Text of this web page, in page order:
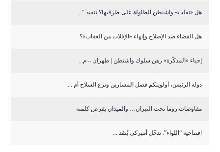
هل «تقلب» واشنطن الطاولة على طرفيها؟ تنفيذ “...
هل القضاء ضد الإصلاح وإنهاء «الإفلات من العقاب»؟
إحياء «المذكّرة» رهن سلوك واشنطن | طهران – م...
دولة الرئيس، أولويتكم فصل المسارين ونزع السلاح أم ...
مفاوضات روما تحت النيران… والميدان يفرض كلمته
افتتاحية “اللواء”: تدخّل أميركي يُنقذ ...